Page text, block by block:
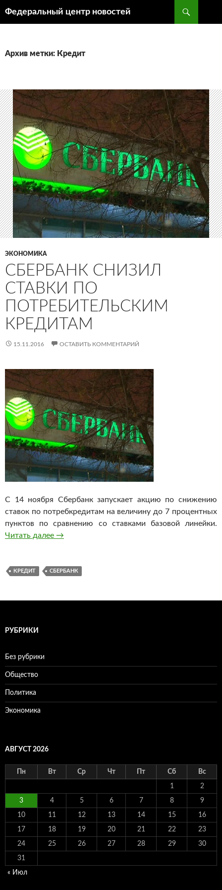
Федеральный центр новостей
Архив метки: Кредит
ЭКОНОМИКА
СБЕРБАНК СНИЗИЛ
СТАВКИ ПО
ПОТРЕБИТЕЛЬСКИМ
КРЕДИТАМ
15.11.2016 ОСТАВИТЬ КОММЕНТАРИЙ
С 14 ноября Сбербанк запускает акцию по снижению
ставок по потребкредитам на величину до 7 процентных
пунктов по сравнению со ставками базовой линейки.
Читать далее Сбербанк снизил ставки по
→
КРЕДИТ СБЕРБАНК
РУБРИКИ
Без рубрики
Общество
Политика
Экономика
АВГУСТ 2026
Пн Вт Ср Чт Пт Сб Вс
1 2
3 4 5 6 7 8 9
10 11 12 13 14 15 16
17 18 19 20 21 22 23
24 25 26 27 28 29 30
31
« Июл